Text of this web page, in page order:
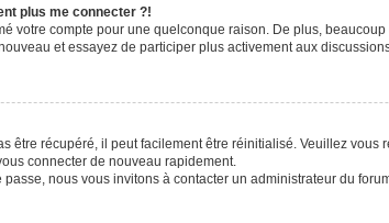
plus me connecter ?!
votre compte pour une quelconque raison. De plus,
et essayez de participer plus activement aux
être récupéré, il peut facilement être réinitialisé. Veuillez
connecter de nouveau rapidement.
nous vous invitons à contacter un administrateur du